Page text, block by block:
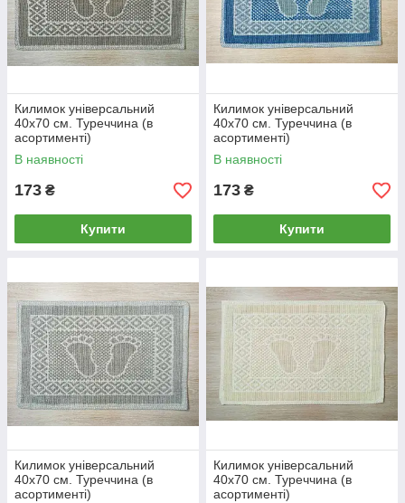
Килимок універсальний
40х70 см. Туреччина (в
асортименті)
В наявності
173 ₴
Купити
Килимок універсальний
40х70 см. Туреччина (в
асортименті)
В наявності
173 ₴
Купити
Килимок універсальний
40х70 см. Туреччина (в
асортименті)
Килимок універсальний
40х70 см. Туреччина (в
асортименті)